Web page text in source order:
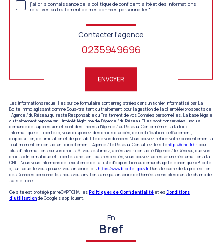
j'ai pris connaissance de la politique de confidentialité et des informations
relatives au traitement de mes données personnelles*
Contacter l'agence
0235949696
ENVOYER
Les informations recueillies sur ce formulaire sont enregistrées dans un fichier informatisé par La
Boite Immo agissant comme Sous-traitant du traitement pour la gestion de la clientèle/prospects de
l'Agence / du Réseau qui reste Responsable du Traitement de vos Données personnelles. La base légale
du traitement repose sur l'intérêt légitime de l'Agence / du Réseau. Elles sont conservées jusqu'à
demande de suppression et sont destinées à l'Agence / au Réseau. Conformément à la loi «
informatique et libertés », vous disposez des droits d’accès, de rectification, d’effacement,
d’opposition, de limitation et de portabilité de vos données. Vous pouvez retirer votre consentement à
tout moment en contactant directement l’Agence / Le Réseau. Consultez le sitehttps://cnil.fr/fr pour
plus d’informations sur vos droits. Si vous estimez, après avoir contacté l'Agence / le Réseau, que vos
droits « Informatique et Libertés » ne sont pas respectés, vous pouvez adresser une réclamation à la
CNIL. Nous vous informons de l’existence de la liste d'opposition au démarchage téléphonique « Bloctel
», sur laquelle vous pouvez vous inscrire ici : https://www.bloctel.gouv.fr. Dans le cadre de la protection
des Données personnelles, nous vous invitons à ne pas inscrire de Données sensibles dans le champ de
saisie libre.
Ce site est protégé par reCAPTCHA, les Politiques de Confidentialitéet esConditions
d'utilisationde Google s'appliquent.
En
Bref